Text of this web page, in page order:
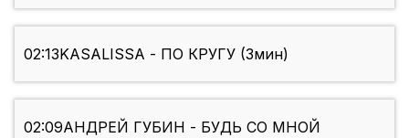
02:13KASALISSA - ПО КРУГУ (3мин)
02:09АНДРЕЙ ГУБИН - БУДЬ СО МНОЙ